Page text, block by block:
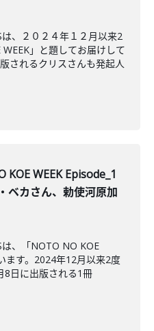
、２０２４年１２月以来2
」と題してお届けして
されるクリスさんも発起人
KOE WEEK Episode_1
ベカさん、勅使河原加
、「NOTO NO KOE
ます。2024年12月以来2度
8日に出版される1冊